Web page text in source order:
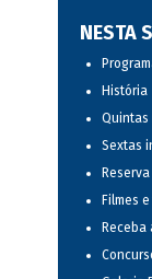
NESTA
História
Quintas
Sextas
Filmes
Receba